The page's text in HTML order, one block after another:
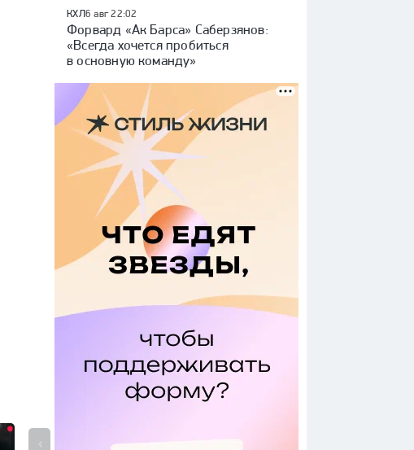
КХЛ6 авг 22:02
Форвард «Ак Барса» Саберзянов:
«Всегда хочется пробиться
в основную команду»